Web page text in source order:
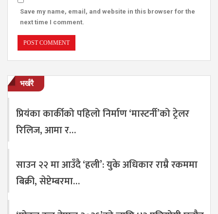
Save my name, email, and website in this browser for the
next time I comment.
भर्खरै
प्रियंका कार्कीको पहिलो निर्माण ‘मास्टर्नी’को ट्रेलर
रिलिज, आमा र…
साउन २२ मा आउँदै ‘हली’: युके अधिकार राम्रै रकममा
बिक्री, सेप्टेम्बरमा…